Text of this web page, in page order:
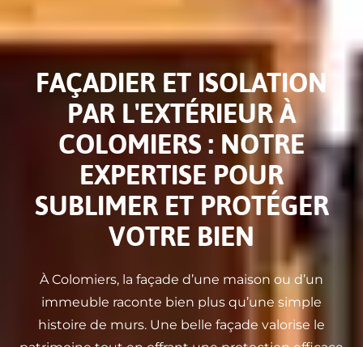
FAÇADIER ET ISOLATION
PAR L'EXTÉRIEUR À
COLOMIERS : NOTRE
EXPERTISE POUR
SUBLIMER ET PROTÉGER
VOTRE BIEN
À Colomiers, la façade d’une maison ou d’un
immeuble raconte bien plus qu’une simple
histoire de murs. Une belle façade valorise le